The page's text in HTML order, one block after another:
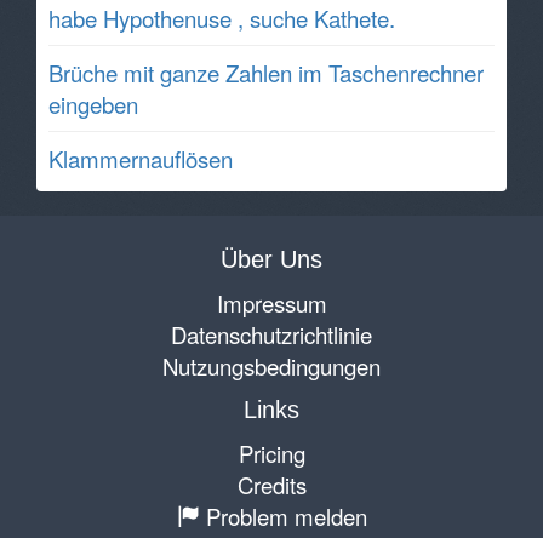
habe Hypothenuse , suche Kathete.
Brüche mit ganze Zahlen im Taschenrechner
eingeben
Klammernauflösen
Über Uns
Impressum
Datenschutzrichtlinie
Nutzungsbedingungen
Links
Pricing
Credits
Problem melden